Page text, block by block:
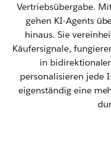
Vertriebsübergabe.
gehen KI-Agents
hinaus. Sie
Käufersignale,
in
personalisieren jede
eigenständig eine